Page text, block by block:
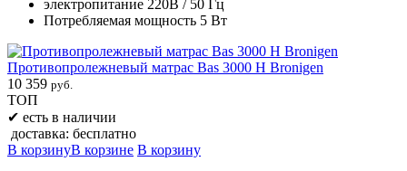
электропитание 220В / 50 Гц
Потребляемая мощность 5 Вт
Противопролежневый матрас Bas 3000 H Bronigen
10 359 руб.
ТОП
✔ есть в наличии
доставка: бесплатно
В корзинуВ корзине В корзину